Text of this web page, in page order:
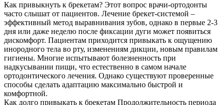
Как привыкнуть к брекетам? Этот вопрос врачи-ортодонты
часто слышат от пациентов. Лечение брекет-системой –
эффективный метод выравнивания зубов, однако в первые 2-3
дня или даже неделю после фиксации дуги может появиться
дискомфорт. Пациентам приходится привыкать к ощущению
инородного тела во рту, изменениям дикции, новым правилам
гигиены. Многие испытывают болезненность при
надкусывании пищи, что естественно в самом начале
ортодонтического лечения. Однако существуют проверенные
способы сделать адаптацию максимально быстрой и
комфортной.
Как долго привыкать к брекетам Продолжительность периода